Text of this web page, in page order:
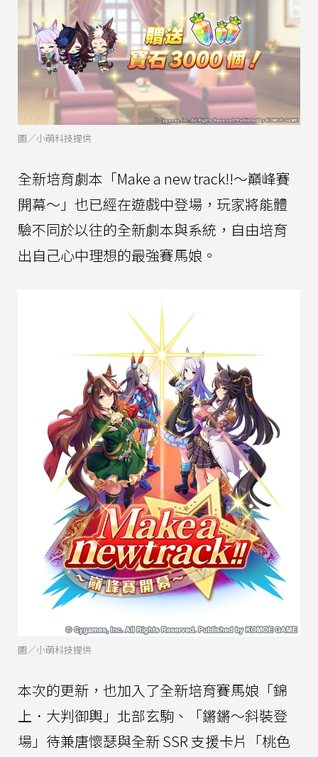
圖／小萌科技提供
全新培育劇本「Make a new track!!～巔峰賽
開幕～」也已經在遊戲中登場，玩家將能體
驗不同於以往的全新劇本與系統，自由培育
出自己心中理想的最強賽馬娘。
圖／小萌科技提供
本次的更新，也加入了全新培育賽馬娘「錦
上．大判御輿」北部玄駒、「鏘鏘～斜裝登
場」待兼唐懷瑟與全新 SSR 支援卡片「桃色